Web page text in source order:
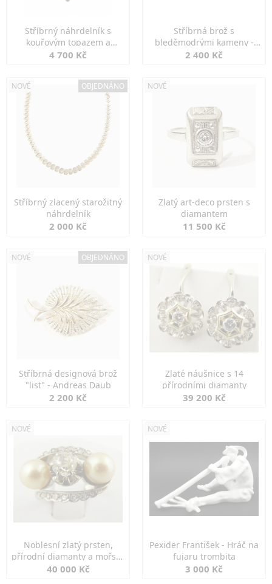
Stříbrný náhrdelník s
kouřovým topazem a
markazity
4 700 Kč
Stříbrná brož s
bleděmodrými kameny -
jemná elegance
2 400 Kč
NOVÉ OBJEDNÁNO
Stříbrný zlacený starožitný
náhrdelník
2 000 Kč
NOVÉ
Zlatý art-deco prsten s
diamantem
11 500 Kč
NOVÉ OBJEDNÁNO
Stříbrná designová brož
"list" - Andreas Daub
2 200 Kč
NOVÉ
Zlaté náušnice s 14
přírodními diamanty
39 200 Kč
NOVÉ
Noblesní zlatý prsten,
přírodní diamanty a mořské
perly
40 000 Kč
NOVÉ
Pexider František - Hráč na
fujaru trombita
3 000 Kč